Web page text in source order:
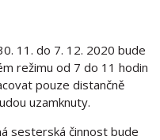
11. do 7. 12. 2020 bude
režimu od 7 do 11 hodin
pouze distančně
uzamknuty.
sesterská činnost bude